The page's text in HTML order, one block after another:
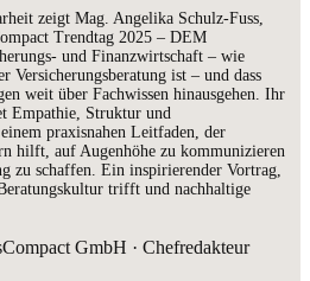
zeigt Mag. Angelika Schulz-Fuss,
Trendtag 2025 – DEM
und Finanzwirtschaft – wie
Versicherungsberatung ist – und dass
weit über Fachwissen hinausgehen. Ihr
Empathie, Struktur und
praxisnahen Leitfaden, der
hilft, auf Augenhöhe zu kommunizieren
zu schaffen. Ein inspirierender Vortrag,
trifft und nachhaltige
GmbH · Chefredakteur